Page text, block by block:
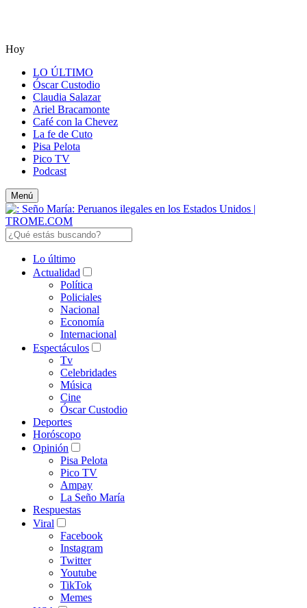
Hoy
LO ÚLTIMO
Óscar Custodio
Claudia Salazar
Ariel Bracamonte
Café con la Chevez
La fe de Cuto
Pisa Pelota
Pico TV
Podcast
Menú
Lo último
Actualidad
Política
Policiales
Nacional
Economía
Internacional
Espectáculos
Tv
Celebridades
Música
Cine
Óscar Custodio
Deportes
Horóscopo
Opinión
Pisa Pelota
Pico TV
Ampay
La Seño María
Respuestas
Viral
Facebook
Instagram
Twitter
Youtube
TikTok
Memes